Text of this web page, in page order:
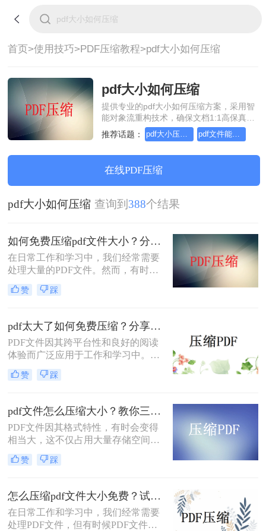
首页>使用技巧>PDF压缩教程>pdf大小如何压缩
pdf大小如何压缩
提供专业的pdf大小如何压缩方案，采用智
能对象流重构技术，确保文档1:1高保真还
原且排版不乱码。支持一键批量处理，全
链路 SSL 加密保障隐私安全。助您快速实
公。
推荐话题： pdf大小压缩，实用方法不要错过 pdf文件能压缩吗，实用的方法来了
在线PDF压缩
pdf大小如何压缩 查询到 388个结果
如何免费压缩pdf文件大小？分享二个实用压缩方法！
在日常工作和学习中，我们经常需要
处理大量的PDF文件。然而，有时候
PDF文件过大，不仅占用存储空间，
还会影响上传和分享的速度。为了解
文将介绍两种免费压缩PDF文件大小
的方法。
赞 踩
pdf太大了如何免费压缩？分享二种压缩方法！
PDF文件因其跨平台性和良好的阅读
体验而广泛应用于工作和学习中。然
而，有时PDF文件体积过大，不仅占
用存储空间，还会影响传输速度。那
介绍两种免费压缩PDF文件的方法。
赞 踩
pdf文件怎么压缩大小？教你三种实用压缩方法！
PDF文件因其格式特性，有时会变得
相当大，这不仅占用大量存储空间，
还可能影响传输速度。那么pdf文件怎
么压缩大小呢？本文将介绍三种有效
赞 踩
怎么压缩pdf文件大小免费？试试这二种压缩方法！
在日常工作和学习中，我们经常需要
处理PDF文件，但有时候PDF文件过